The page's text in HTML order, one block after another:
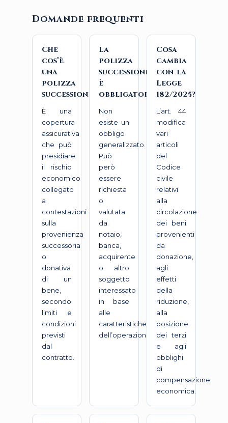
Domande frequenti
Che
cos’è
una
polizza
successione?
È una
copertura
assicurativa
che può
presidiare
il rischio
economico
collegato
a
contestazioni
sulla
provenienza
successoria
o
donativa
di un
bene,
secondo
limiti e
condizioni
previsti
dal
contratto.
La
polizza
successione
è
obbligatoria?
Non
esiste un
obbligo
generalizzato.
Può
però
essere
richiesta
o
valutata
da
notaio,
banca,
acquirente
o altro
soggetto
interessato
in base
alle
caratteristiche
dell’operazione.
Cosa
cambia
con la
Legge
182/2025?
L’art. 44
modifica
vari
articoli
del
Codice
civile
relativi
alla
circolazione
dei beni
provenienti
da
donazione,
agli
effetti
della
riduzione,
alla
posizione
dei terzi
e agli
obblighi
di
compensazione
economica.